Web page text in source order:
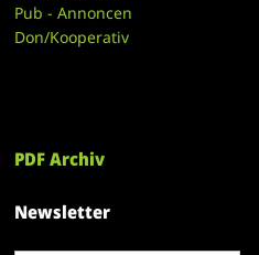
Pub - Annoncen
Don/Kooperativ
PDF Archiv
Newsletter